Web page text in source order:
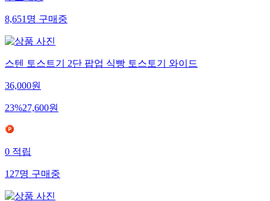
8,651명구매중
스텐 토스트기 2단 팝업 식빵 토스토기 와이드
36,000원
23%27,600원
0적립
127명구매중